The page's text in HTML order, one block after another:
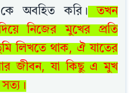
কে অবহিত করি। তখন
নিজের মুখের প্রতি
লিখতে থাক, ঐ যাতের
জীবন, যা কিছু এ মুখ